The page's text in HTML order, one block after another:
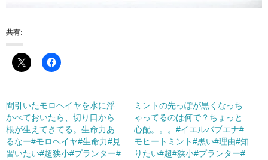
共有:
間引いたモロヘイヤを水に浮
かべておいたら、切り口から
根が生えてきてる。生命力あ
るなー#モロヘイヤ#生命力#見
習いたい#超狭小#プランター#
ミントの先っぽが黒くなっち
ゃってるのは何で？ちょっと
心配。。。#イエルバブエナ#
モヒートミント#黒い#理由#知
りたい#超#狭小#プランター#